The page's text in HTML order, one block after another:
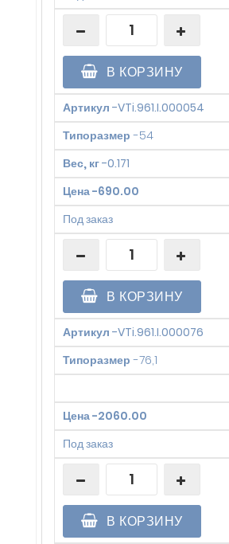
В КОРЗИНУ
Артикул -VTi.961.I.000054
Типоразмер -54
Вес, кг-0.171
Цена-690.00
Под заказ
В КОРЗИНУ
Артикул -VTi.961.I.000076
Типоразмер -76,1
Цена-2060.00
Под заказ
В КОРЗИНУ